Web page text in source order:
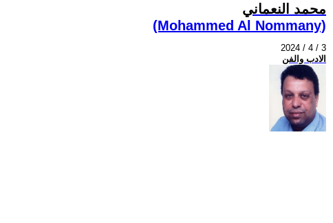
محمد النعماني
(Mohammed Al Nommany)
2024 / 4 / 3
الادب والفن